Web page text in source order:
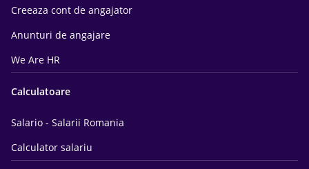
Creeaza cont de angajator
Anunturi de angajare
We Are HR
Calculatoare
Salario - Salarii Romania
Calculator salariu